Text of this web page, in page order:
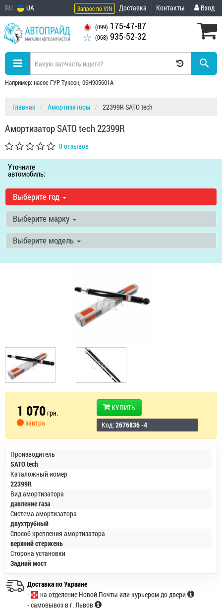
RU UA Запрос по VIN Доставка Контакты Вход
(099) 175-47-87
(068) 935-52-32
Например: насос ГУР Туксон, 06H905601A
Главная Амортизаторы 22399R SATO tech
Амортизатор SATO tech 22399R
0 отзывов
Уточните
автомобиль:
Выберите год
Выберите марку
Выберите модель
1 070грн.
завтра
КУПИТЬ
Код:2676836 -4
Производитель
SATO tech
Каталожный номер
22399R
Вид амортизатора
давление газа
Система амортизатора
двухтрубный
Способ крепления амортизатора
верхний стержень
Сторона установки
Задний мост
Доставка по Украине
-
на отделение Новой Почты или курьером до двери
- самовывоз в г. Львов